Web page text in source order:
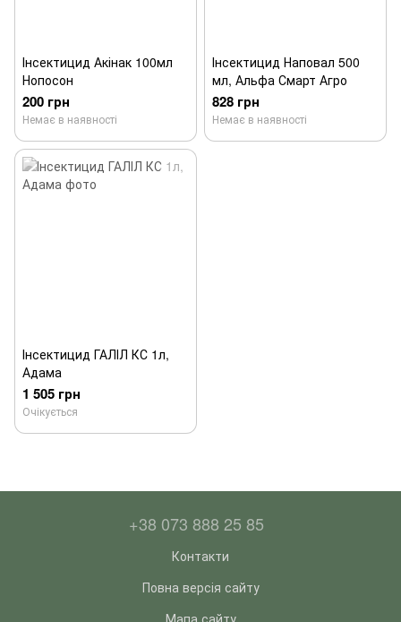
Інсектицид Акінак 100мл
Нопосон
200 грн
Немає в наявності
Інсектицид Наповал 500
мл, Альфа Смарт Агро
828 грн
Немає в наявності
Інсектицид ГАЛІЛ КС 1л,
Адама
1 505 грн
Очікується
+38 073 888 25 85
Контакти
Повна версія сайту
Мапа сайту